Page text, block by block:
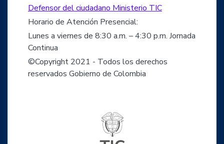
Defensor del ciudadano Ministerio TIC
Horario de Atención Presencial:
Lunes a viernes de 8:30 a.m. – 4:30 p.m. Jornada
Continua
©Copyright 2021 - Todos los derechos
reservados Gobierno de Colombia